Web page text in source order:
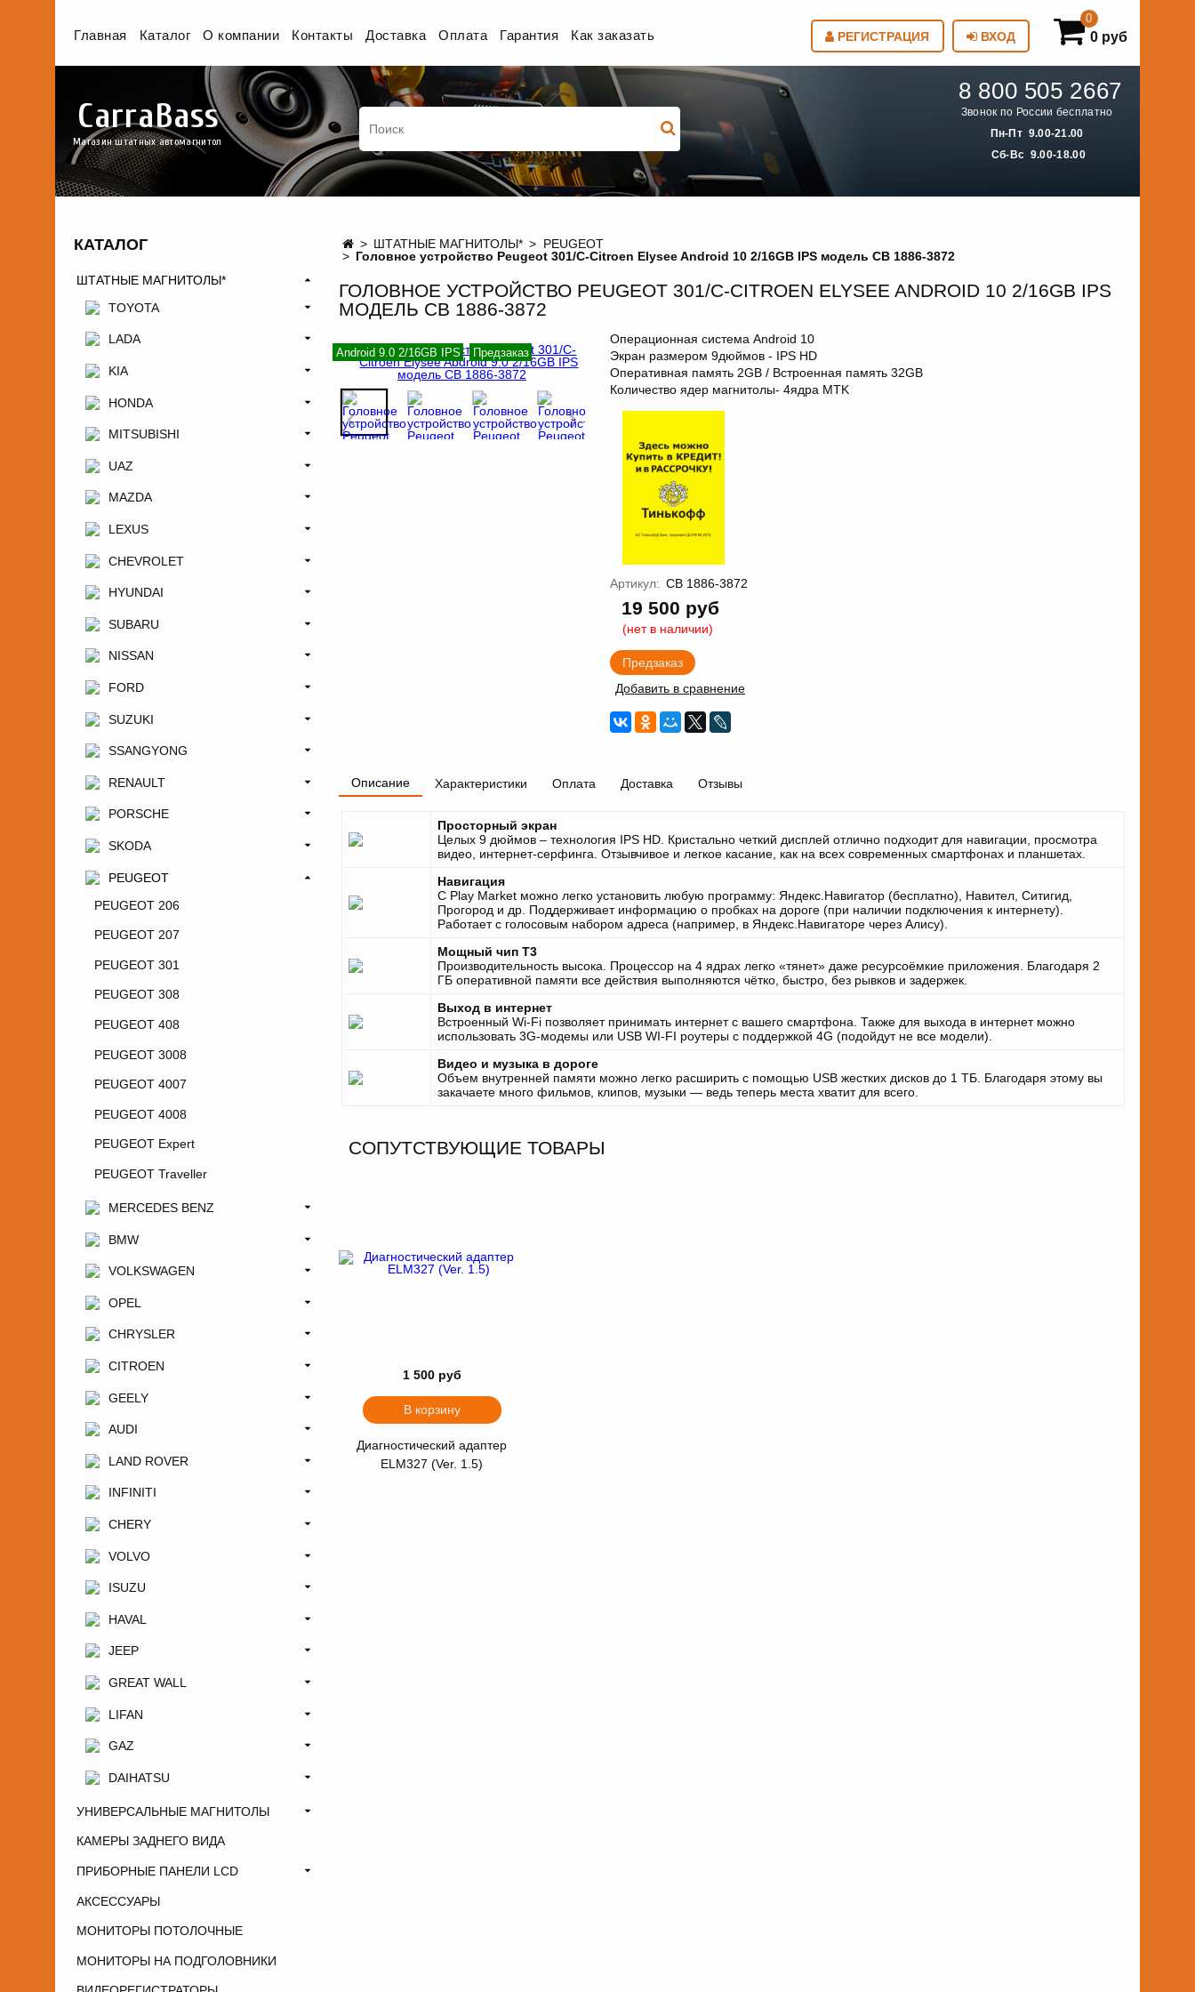
Главная Каталог О компании Контакты Доставка Оплата Гарантия Как заказать РЕГИСТРАЦИЯ ВХОД
0
0 руб
CarraBass
Магазин штатных автомагнитол
8 800 505 2667
Звонок по России бесплатно
Пн-Пт 9.00-21.00
Сб-Вс 9.00-18.00
ШТАТНЫЕ МАГНИТОЛЫ*
PEUGEOT
Головное устройство Peugeot 301/C-Citroen Elysee Android 10 2/16GB IPS модель CB 1886-3872
ГОЛОВНОЕ УСТРОЙСТВО PEUGEOT 301/C-CITROEN ELYSEE ANDROID 10 2/16GB IPS
МОДЕЛЬ CB 1886-3872
Android 9.0 2/16GB IPS Предзаказ
Операционная система Android 10
Экран размером 9дюймов - IPS HD
Оперативная память 2GB / Встроенная память 32GB
Количество ядер магнитолы- 4ядра MTK
Артикул: CB 1886-3872
19 500 руб
(нет в наличии)
Предзаказ
Добавить в сравнение
Описание
Просторный экран
Целых 9 дюймов – технология IPS HD. Кристально четкий дисплей отлично подходит для навигации, просмотра
видео, интернет-серфинга. Отзывчивое и легкое касание, как на всех современных смартфонах и планшетах.
Навигация
С Play Market можно легко установить любую программу: Яндекс.Навигатор (бесплатно), Навител, Ситигид,
Прогород и др. Поддерживает информацию о пробках на дороге (при наличии подключения к интернету).
Работает с голосовым набором адреса (например, в Яндекс.Навигаторе через Алису).
Мощный чип T3
Производительность высока. Процессор на 4 ядрах легко «тянет» даже ресурсоёмкие приложения. Благодаря 2
ГБ оперативной памяти все действия выполняются чётко, быстро, без рывков и задержек.
Выход в интернет
Встроенный Wi-Fi позволяет принимать интернет с вашего смартфона. Также для выхода в интернет можно
использовать 3G-модемы или USB WI-FI роутеры с поддержкой 4G (подойдут не все модели).
Видео и музыка в дороге
Объем внутренней памяти можно легко расширить с помощью USB жестких дисков до 1 ТБ. Благодаря этому вы
закачаете много фильмов, клипов, музыки — ведь теперь места хватит для всего.
Характеристики Оплата Доставка Отзывы
СОПУТСТВУЮЩИЕ ТОВАРЫ
1 500 руб
В корзину
Диагностический адаптер
ELM327 (Ver. 1.5)
КАТАЛОГ
ШТАТНЫЕ МАГНИТОЛЫ*
TOYOTA
LADA
KIA
HONDA
MITSUBISHI
UAZ
MAZDA
LEXUS
CHEVROLET
HYUNDAI
SUBARU
NISSAN
FORD
SUZUKI
SSANGYONG
RENAULT
PORSCHE
SKODA
PEUGEOT
PEUGEOT 206
PEUGEOT 207
PEUGEOT 301
PEUGEOT 308
PEUGEOT 408
PEUGEOT 3008
PEUGEOT 4007
PEUGEOT 4008
PEUGEOT Expert
PEUGEOT Traveller
MERCEDES BENZ
BMW
VOLKSWAGEN
OPEL
CHRYSLER
CITROEN
GEELY
AUDI
LAND ROVER
INFINITI
CHERY
VOLVO
ISUZU
HAVAL
JEEP
GREAT WALL
LIFAN
GAZ
DAIHATSU
УНИВЕРСАЛЬНЫЕ МАГНИТОЛЫ
КАМЕРЫ ЗАДНЕГО ВИДА
ПРИБОРНЫЕ ПАНЕЛИ LCD
АКСЕССУАРЫ
МОНИТОРЫ ПОТОЛОЧНЫЕ
МОНИТОРЫ НА ПОДГОЛОВНИКИ